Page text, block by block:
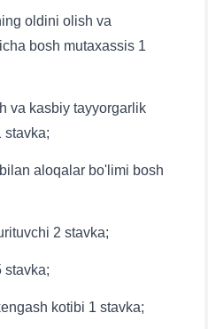
oldini olish va
bosh mutaxassis 1
va kasbiy tayyorgarlik
stavka;
aloqalar bo'limi bosh
2 stavka;
kotibi 1 stavka;